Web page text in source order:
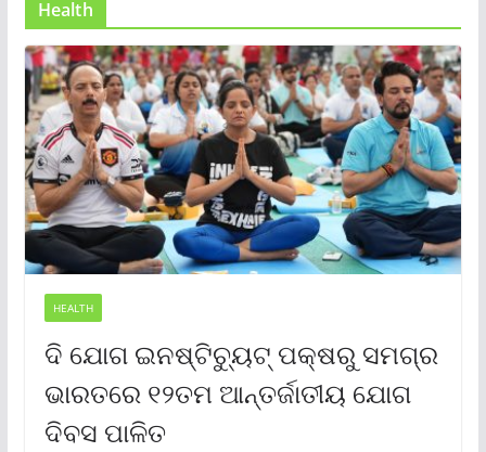
Health
HEALTH
ଦି ଯୋଗ ଇନଷ୍ଟିଚ୍ୟୁଟ୍ ପକ୍ଷରୁ ସମଗ୍ର
ଭାରତରେ ୧୨ତମ ଆନ୍ତର୍ଜାତୀୟ ଯୋଗ
ଦିବସ ପାଳିତ